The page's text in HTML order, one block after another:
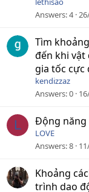
Answers 4
Tìm
đến khi vật
gia tốc cực
kendizzaz
Answers 0
L Động năng
LOVE
Answers 8
Khoảng
trình dao